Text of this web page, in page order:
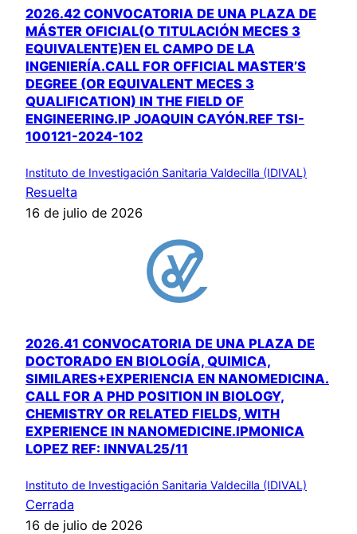
2026.42 CONVOCATORIA DE UNA PLAZA DE
MÁSTER OFICIAL(O TITULACIÓN MECES 3
EQUIVALENTE)EN EL CAMPO DE LA
INGENIERÍA.CALL FOR OFFICIAL MASTER’S
DEGREE (OR EQUIVALENT MECES 3
QUALIFICATION) IN THE FIELD OF
ENGINEERING.IP JOAQUIN CAYÓN.REF TSI-
100121-2024-102
Instituto de Investigación Sanitaria Valdecilla (IDIVAL)
Resuelta
16 de julio de 2026
2026.41 CONVOCATORIA DE UNA PLAZA DE
DOCTORADO EN BIOLOGÍA, QUIMICA,
SIMILARES+EXPERIENCIA EN NANOMEDICINA.
CALL FOR A PHD POSITION IN BIOLOGY,
CHEMISTRY OR RELATED FIELDS, WITH
EXPERIENCE IN NANOMEDICINE.IPMONICA
LOPEZ REF: INNVAL25/11
Instituto de Investigación Sanitaria Valdecilla (IDIVAL)
Cerrada
16 de julio de 2026